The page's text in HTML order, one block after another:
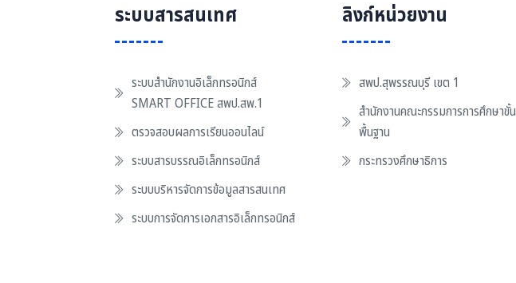
ระบบสารสนเทศ
ระบบสำนักงานอิเล็กทรอนิกส์
SMART OFFICE สพป.สพ.1
ตรวจสอบผลการเรียนออนไลน์
ระบบสารบรรณอิเล็กทรอนิกส์
ระบบบริหารจัดการข้อมูลสารสนเทศ
ระบบการจัดการเอกสารอิเล็กทรอนิกส์
ลิงก์หน่วยงาน
สพป.สุพรรณบุรี เขต 1
สำนักงานคณะกรรมการการศึกษาขั้น
พื้นฐาน
กระทรวงศึกษาธิการ